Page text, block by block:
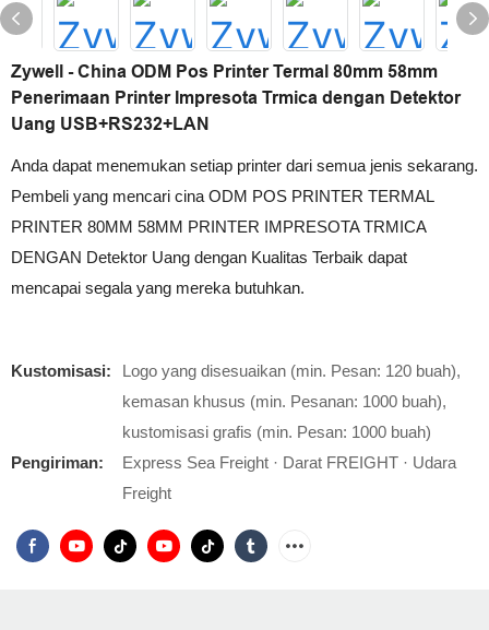
Zywell - China ODM Pos Printer Termal 80mm 58mm
Penerimaan Printer Impresota Trmica dengan Detektor
Uang USB+RS232+LAN
Anda dapat menemukan setiap printer dari semua jenis sekarang.
Pembeli yang mencari cina ODM POS PRINTER TERMAL
PRINTER 80MM 58MM PRINTER IMPRESOTA TRMICA
DENGAN Detektor Uang dengan Kualitas Terbaik dapat
mencapai segala yang mereka butuhkan.
Kustomisasi:
Logo yang disesuaikan (min. Pesan: 120 buah),
kemasan khusus (min. Pesanan: 1000 buah),
kustomisasi grafis (min. Pesan: 1000 buah)
Pengiriman:
Express Sea Freight · Darat FREIGHT · Udara
Freight